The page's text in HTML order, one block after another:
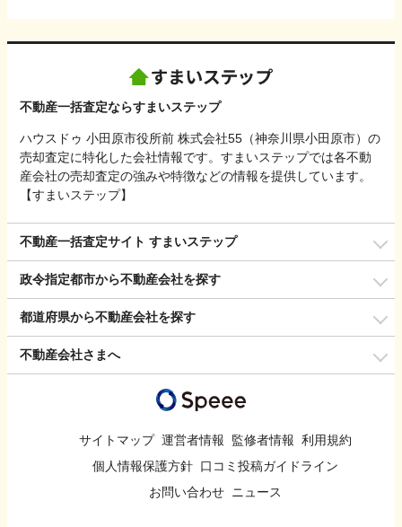
不動産一括査定ならすまいステップ
ハウスドゥ 小田原市役所前 株式会社55（神奈川県小田原市）の
売却査定に特化した会社情報です。すまいステップでは各不動
産会社の売却査定の強みや特徴などの情報を提供しています。
【すまいステップ】
不動産一括査定サイト すまいステップ
政令指定都市から不動産会社を探す
都道府県から不動産会社を探す
不動産会社さまへ
サイトマップ 運営者情報 監修者情報 利用規約
個人情報保護方針 口コミ投稿ガイドライン
お問い合わせ ニュース